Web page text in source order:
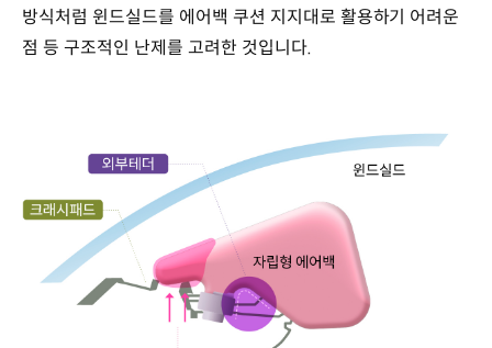
방식처럼 윈드실드를 에어백 쿠션 지지대로 활용하기 어려운
점 등 구조적인 난제를 고려한 것입니다.